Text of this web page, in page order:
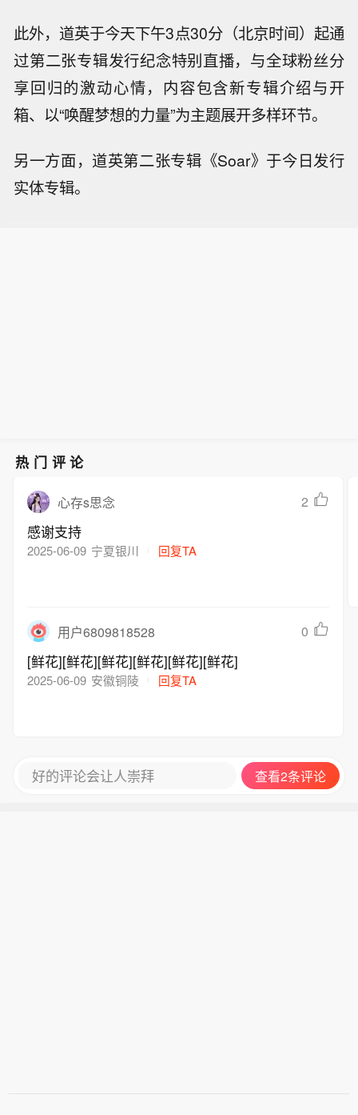
此外，道英于今天下午3点30分（北京时间）起通
过第二张专辑发行纪念特别直播，与全球粉丝分
享回归的激动心情，内容包含新专辑介绍与开
箱、以“唤醒梦想的力量”为主题展开多样环节。
另一方面，道英第二张专辑《Soar》于今日发行
实体专辑。
热门评论
心存s思念 2
感谢支持
2025-06-09 宁夏银川 回复TA
用户6809818528 0
[鲜花][鲜花][鲜花][鲜花][鲜花][鲜花]
2025-06-09 安徽铜陵 回复TA
好的评论会让人崇拜 查看2条评论